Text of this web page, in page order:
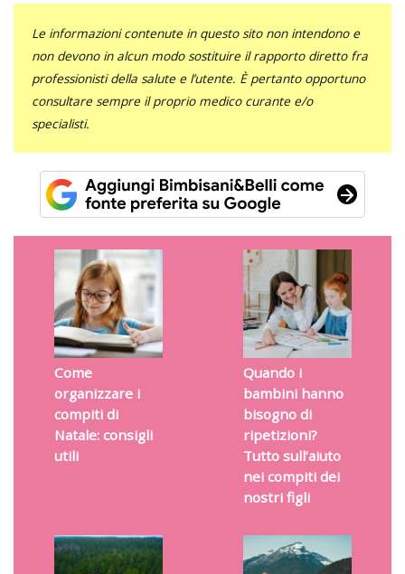
Le informazioni contenute in questo sito non intendono e
non devono in alcun modo sostituire il rapporto diretto fra
professionisti della salute e l’utente. È pertanto opportuno
consultare sempre il proprio medico curante e/o
specialisti.
Come
organizzare i
compiti di
Natale: consigli
utili
Quando i
bambini hanno
bisogno di
ripetizioni?
Tutto sull’aiuto
nei compiti dei
nostri figli